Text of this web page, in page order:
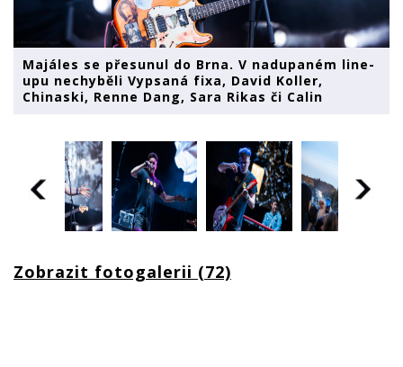
Majáles se přesunul do Brna. V nadupaném line-
upu nechyběli Vypsaná fixa, David Koller,
Chinaski, Renne Dang, Sara Rikas či Calin
Zobrazit fotogalerii (72)